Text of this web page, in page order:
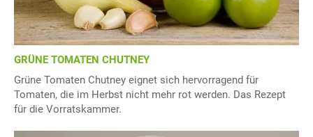
GRÜNE TOMATEN CHUTNEY
Grüne Tomaten Chutney eignet sich hervorragend für
Tomaten, die im Herbst nicht mehr rot werden. Das Rezept
für die Vorratskammer.